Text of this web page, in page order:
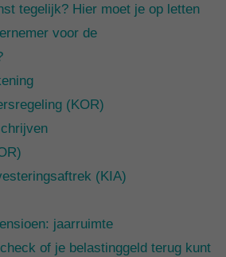
tegelijk? Hier moet je op letten
voor de
(KOR)
(KIA)
jaarruimte
of je belastinggeld terug kunt